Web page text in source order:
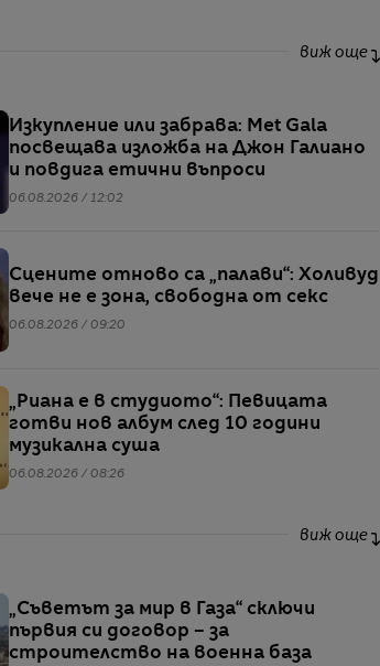
виж още
Изкупление или забрава: Met Gala
посвещава изложба на Джон Галиано
и повдига етични въпроси
06.08.2026 / 12:02
Сцените отново са „палави“: Холивуд
вече не е зона, свободна от секс
06.08.2026 / 09:20
„Риана е в студиото“: Певицата
готви нов албум след 10 години
музикална суша
06.08.2026 / 08:26
виж още
„Съветът за мир в Газа“ сключи
първия си договор – за
строителство на военна база